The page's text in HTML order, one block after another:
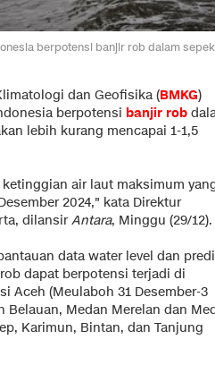
berpotensi banjir rob dalam
dan Geofisika (BMKG)
berpotensi banjir rob
lebih kurang mencapai 1-1,5
air laut maksimum
2024," kata Direktur
dilansirAntara, Minggu (29/12).
data water level dan
dapat berpotensi terjadi di
Aceh (Meulaboh 31 Desember-3
Belauan, Medan Merelan dan
Karimun, Bintan, dan Tanjung